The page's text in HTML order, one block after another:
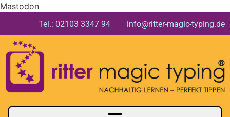
Mastodon
Tel.: 02103 3347 94 info@ritter-magic-typing.de